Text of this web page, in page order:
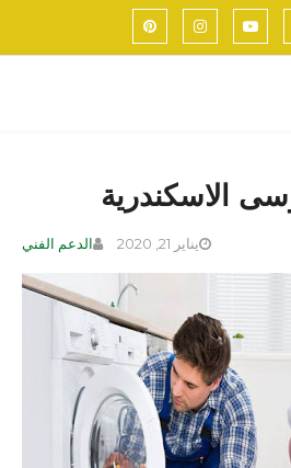
الاسكندرية
الدعم الفني يناير 21, 2020